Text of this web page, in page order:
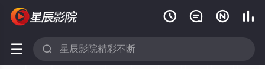
   
 